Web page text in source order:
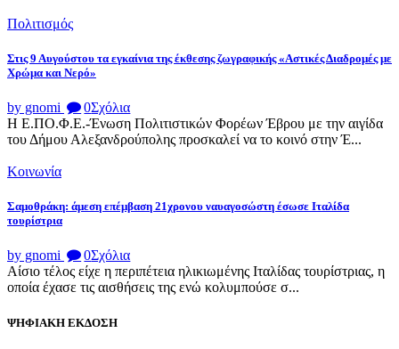
Πολιτισμός
Στις 9 Αυγούστου τα εγκαίνια της έκθεσης ζωγραφικής «Αστικές Διαδρομές με
Χρώμα και Νερό»
by gnomi 0Σχόλια
Η Ε.ΠΟ.Φ.Ε.-Ένωση Πολιτιστικών Φορέων Έβρου με την αιγίδα
του Δήμου Αλεξανδρούπολης προσκαλεί να το κοινό στην Έ...
Κοινωνία
Σαμοθράκη: άμεση επέμβαση 21χρονου ναυαγοσώστη έσωσε Ιταλίδα
τουρίστρια
by gnomi 0Σχόλια
Αίσιο τέλος είχε η περιπέτεια ηλικιωμένης Ιταλίδας τουρίστριας, η
οποία έχασε τις αισθήσεις της ενώ κολυμπούσε σ...
ΨΗΦΙΑΚΗ ΕΚΔΟΣΗ